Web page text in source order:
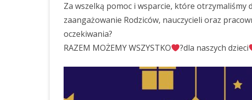
PLAN POSTĘPOWAŃ O
UDZIELENIE ZAMÓWIEŃ NA
ROK 2025
PLAN POSTĘPOWAŃ O
ROCZNE SPRAWOZDANIE Z
Za wszelką pomoc i wsparcie, które otrzymaliśmy
zaangażowanie Rodziców, nauczycieli oraz
oczekiwania?
RAZEM MOŻEMY WSZYSTKO
?dla naszych dzieci